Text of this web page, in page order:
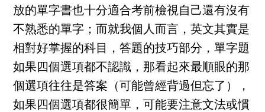
放的單字書也十分適合考前檢視自己還有沒有
不熟悉的單字；而就我個人而言，英文其實是
相對好掌握的科目，答題的技巧部分，單字題
如果四個選項都不認識，那看起來最順眼的那
個選項往往是答案（可能曾經背過但忘了），
如果四個選項都很簡單，可能要注意文法或慣